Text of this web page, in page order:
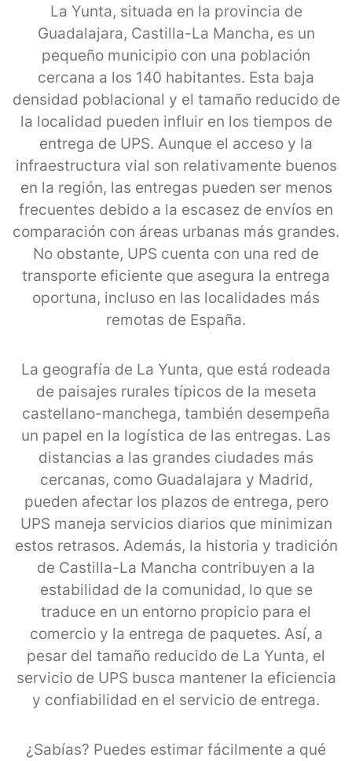
La Yunta, situada en la provincia de
Guadalajara, Castilla-La Mancha, es un
pequeño municipio con una población
cercana a los 140 habitantes. Esta baja
densidad poblacional y el tamaño reducido de
la localidad pueden influir en los tiempos de
entrega de UPS. Aunque el acceso y la
infraestructura vial son relativamente buenos
en la región, las entregas pueden ser menos
frecuentes debido a la escasez de envíos en
comparación con áreas urbanas más grandes.
No obstante, UPS cuenta con una red de
transporte eficiente que asegura la entrega
oportuna, incluso en las localidades más
remotas de España.
La geografía de La Yunta, que está rodeada
de paisajes rurales típicos de la meseta
castellano-manchega, también desempeña
un papel en la logística de las entregas. Las
distancias a las grandes ciudades más
cercanas, como Guadalajara y Madrid,
pueden afectar los plazos de entrega, pero
UPS maneja servicios diarios que minimizan
estos retrasos. Además, la historia y tradición
de Castilla-La Mancha contribuyen a la
estabilidad de la comunidad, lo que se
traduce en un entorno propicio para el
comercio y la entrega de paquetes. Así, a
pesar del tamaño reducido de La Yunta, el
servicio de UPS busca mantener la eficiencia
y confiabilidad en el servicio de entrega.
¿Sabías? Puedes estimar fácilmente a qué